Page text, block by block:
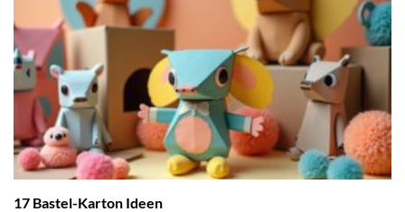
17 Bastel-Karton Ideen